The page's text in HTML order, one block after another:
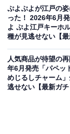
円）。全6種の
全5種が見逃せない
ャ情報】
ぷよぷよが江戸の
った！ 2026年6月
よ ぷよ江戸キーホ
種が見逃せない【
人気商品が待望の
年6月発売「パペッ
めじるしチャーム
逃せない【最新ガチ